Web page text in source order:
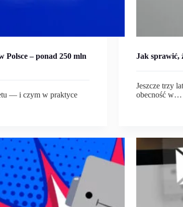
Polsce – ponad 250 mln
— i czym w praktyce
Jak sprawić,
Jeszcze trzy
obecność w…